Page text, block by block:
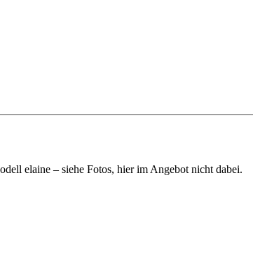
elaine – siehe Fotos, hier im Angebot nicht dabei.